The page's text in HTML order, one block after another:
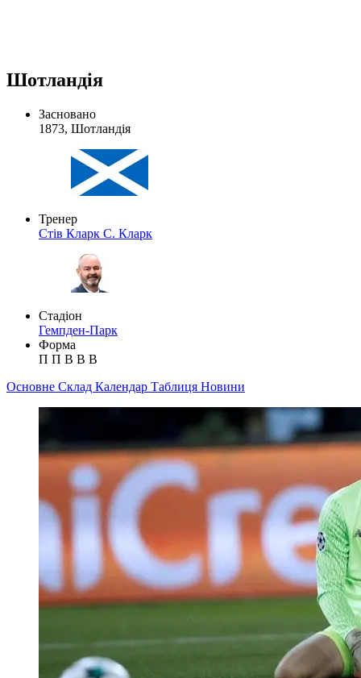
Шотландія
Засновано
1873, Шотландія
Тренер
Стів Кларк С. Кларк
Стадіон
Гемпден-Парк
Форма
П П В В В
Основне Склад Календар Таблиця Новини